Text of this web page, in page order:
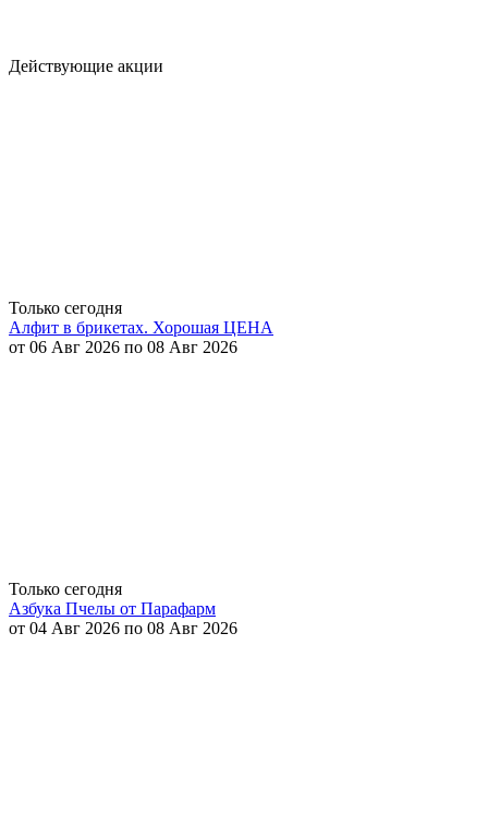
Действующие акции
Только сегодня
Алфит в брикетах. Хорошая ЦЕНА
от 06 Авг 2026 по 08 Авг 2026
Только сегодня
Азбука Пчелы от Парафарм
от 04 Авг 2026 по 08 Авг 2026